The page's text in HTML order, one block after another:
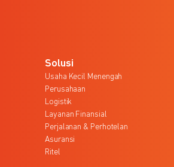
Solusi
Usaha Kecil Menengah
Perusahaan
Logistik
Layanan Finansial
Perjalanan & Perhotelan
Asuransi
Ritel